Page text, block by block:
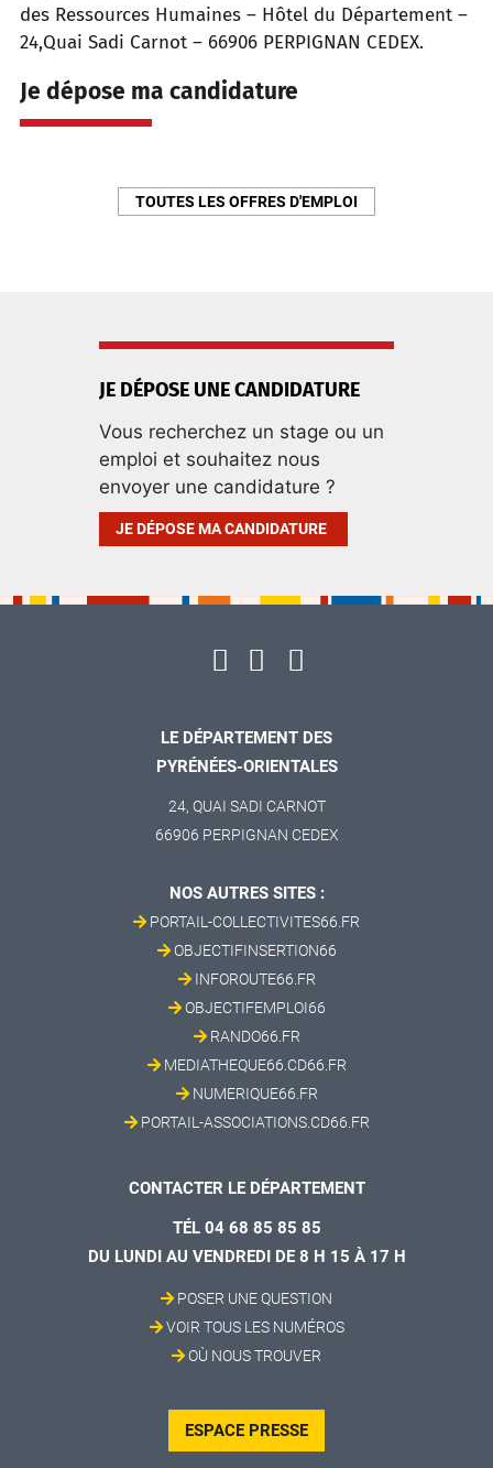
des Ressources Humaines – Hôtel du Département –
24,Quai Sadi Carnot – 66906 PERPIGNAN CEDEX.
Je dépose ma candidature
TOUTES LES OFFRES D'EMPLOI
JE DÉPOSE UNE CANDIDATURE
Vous recherchez un stage ou un
emploi et souhaitez nous
envoyer une candidature ?
JE DÉPOSE MA CANDIDATURE
LE DÉPARTEMENT DES
PYRÉNÉES-ORIENTALES
24, QUAI SADI CARNOT
66906 PERPIGNAN CEDEX
NOS AUTRES SITES :
PORTAIL-COLLECTIVITES66.FR
OBJECTIFINSERTION66
INFOROUTE66.FR
OBJECTIFEMPLOI66
RANDO66.FR
MEDIATHEQUE66.CD66.FR
NUMERIQUE66.FR
PORTAIL-ASSOCIATIONS.CD66.FR
CONTACTER LE DÉPARTEMENT
TÉL 04 68 85 85 85
DU LUNDI AU VENDREDI DE 8 H 15 À 17 H
POSER UNE QUESTION
VOIR TOUS LES NUMÉROS
OÙ NOUS TROUVER
ESPACE PRESSE